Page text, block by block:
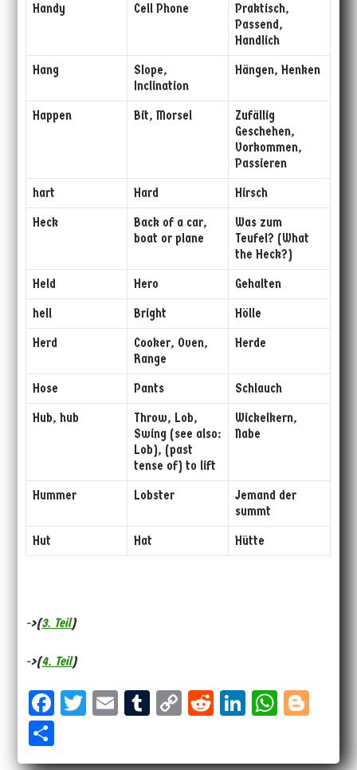
Handy Cell Phone
Praktisch,
Passend,
Handlich
Hang
Slope,
Inclination
Hängen, Henken
Happen Bit, Morsel
Zufällig
Geschehen,
Vorkommen,
Passieren
hart
Hard
Hirsch
Heck
Back of a car,
boat or plane
Was zum
Teufel? (What
the Heck?)
Held
Hero
Gehalten
hell
Bright
Hölle
Herd
Cooker, Oven,
Range
Herde
Hose Pants
Schlauch
Hub, hub
Throw, Lob,
Swing (see also:
Lob), (past
tense of) to lift
Wickelkern,
Nabe
Hummer Lobster
Jemand der
summt
Hut
Hat Hütte
->(3. Teil)
->(4. Teil)
Fa T
E
Tu Co Re Li
W
ar